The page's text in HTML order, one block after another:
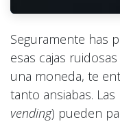
Seguramente has
esas cajas
una moneda, te
tanto ansiabas. Las
vending) pueden